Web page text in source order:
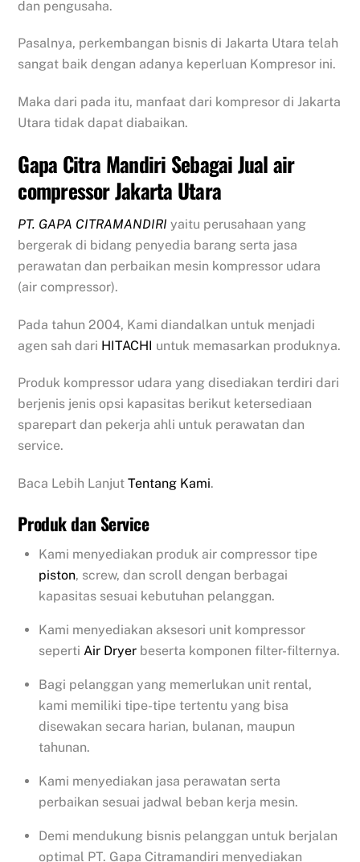
dan pengusaha.
Pasalnya, perkembangan bisnis di Jakarta Utara telah
sangat baik dengan adanya keperluan Kompresor ini.
Maka dari pada itu, manfaat dari kompresor di Jakarta
Utara tidak dapat diabaikan.
Gapa Citra Mandiri Sebagai Jual air
compressor Jakarta Utara
PT. GAPA CITRAMANDIRI yaitu perusahaan yang
bergerak di bidang penyedia barang serta jasa
perawatan dan perbaikan mesin kompressor udara
(air compressor).
Pada tahun 2004, Kami diandalkan untuk menjadi
agen sah dari HITACHI untuk memasarkan produknya.
Produk kompressor udara yang disediakan terdiri dari
berjenis jenis opsi kapasitas berikut ketersediaan
sparepart dan pekerja ahli untuk perawatan dan
service.
Baca Lebih LanjutTentang Kami.
Produk dan Service
Kami menyediakan produk air compressor tipe
piston, screw, dan scroll dengan berbagai
kapasitas sesuai kebutuhan pelanggan.
Kami menyediakan aksesori unit kompressor
seperti Air Dryer beserta komponen filter-filternya.
Bagi pelanggan yang memerlukan unit rental,
kami memiliki tipe-tipe tertentu yang bisa
disewakan secara harian, bulanan, maupun
tahunan.
Kami menyediakan jasa perawatan serta
perbaikan sesuai jadwal beban kerja mesin.
Demi mendukung bisnis pelanggan untuk berjalan
optimal PT. Gapa Citramandiri menyediakan